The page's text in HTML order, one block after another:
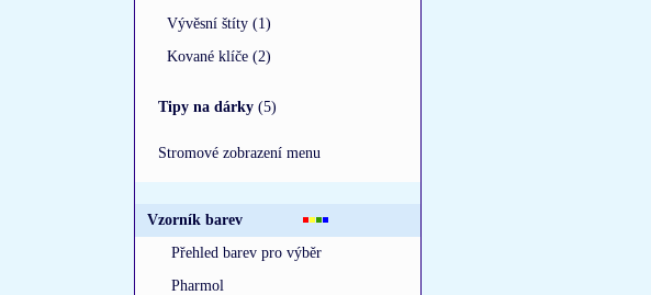
Vývěsní štíty (1)
Kované klíče (2)
Tipy na dárky (5)
Stromové zobrazení menu
Vzorník barev
Přehled barev pro výběr
Pharmol